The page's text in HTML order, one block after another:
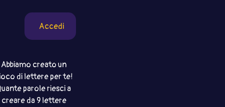
Accedi
Abbiamo creato un
di lettere per te!
parole riesci a
creare da 9 lettere